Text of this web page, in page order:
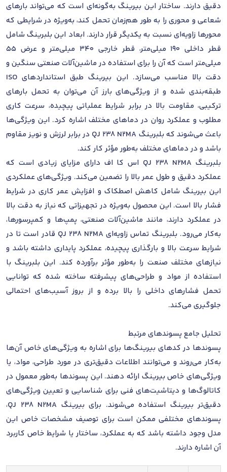
دقیق دارند. ساختار این بیرینگ به‌گونه‌ای است که می‌تواند بارهای
شعاعی و محوری را به طور هم‌زمان تحمل کند، به‌ویژه در شرایطی که
محورها زاویه‌ای نسبت به یکدیگر قرار دارند. ابعاد این بلبرینگ شامل
قطر داخلی 190 میلی‌متر، قطر خارجی 340 میلی‌متر و عرض 55
میلی‌متر است که آن را برای استفاده در ماشین‌آلات صنعتی سنگین و
دقت بالا مناسب می‌سازد. این بیرینگ طبق استانداردهای ISO
طبقه‌بندی شده و از ویژگی‌های بارز آن می‌توان به تحمل بارهای
ترکیبی، مقاومت بالا در برابر شرایط عملیاتی پیچیده، سرعت کاری
مطلوب و عملکرد روان در دماهای مختلف اشاره کرد. این ویژگی‌ها
باعث می‌شوند که بلبرینگ QJ 238 N2MA در برابر لرزش و نویز مقاوم
باشد و در دماهای مختلف به‌طور مؤثر کار کند.
بلبرینگ QJ 238 N2MA اس کا اف دارای مزایای زیادی است که
عملکرد دقیق و طول عمر بالا را تضمین می‌کند. ویژگی‌های عملکردی
این بیرینگ شامل کاهش اصطکاک و افزایش عمر کاری در شرایط
فشار بالا است. این محصول به‌ویژه در تجهیزاتی که نیاز به دقت بالا
در عملکرد دارند، مانند ماشین‌آلات صنعتی، پمپ‌ها و کمپرسورها،
به‌کار می‌رود. بلبرینگ تماس زاویه‌ای QJ 238 N2MA قادر است تا در
شرایط سرعت بالا و بارگذاری پیچیده، عملکرد پایداری داشته باشد و
نیازهای مختلف صنعت را به‌طور مؤثر برآورده کند. این بلبرینگ با
استفاده از مواد و طراحی‌های پیشرفته ساخته شده که توانایی
تحمل فشارهای داخلی را بالا برده و از بروز آسیب‌های احتمالی
جلوگیری می‌کند.
تحلیل جامع پسوندهای مرتبط
پسوندها در کدهای بیرینگ‌ها برای اشاره به ویژگی‌های خاص آن‌ها
به‌کار می‌روند و می‌توانند اطلاعات دقیق‌تری در مورد طراحی، مواد، یا
ویژگی‌های خاص بیرینگ ارائه دهند. این پسوندها به‌طور معمول در
کاتالوگ‌ها و دیتاشیت‌های فنی برای شناسایی و تعیین ویژگی‌های
دقیق‌تر بیرینگ استفاده می‌شوند. برای بیرینگ QJ 238 N2MA،
پسوندهای مختلفی ممکن است برای توصیف مشخصات خاص این
مدل وجود داشته باشد که به عملکرد، ساختار یا شرایط خاص کاربرد
آن اشاره دارند.